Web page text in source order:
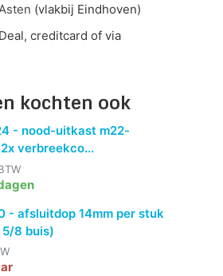
(vlakbij Eindhoven)
creditcard of via
kochten ook
- nood-uitkast m22-
verbreekco...
- afsluitdop 14mm per stuk
8 buis)